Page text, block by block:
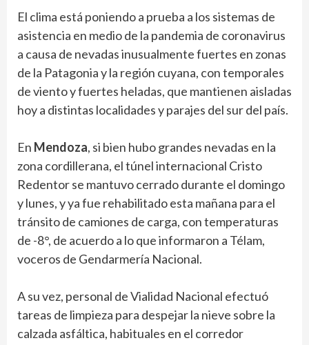
El clima está poniendo a prueba a los sistemas de
asistencia en medio de la pandemia de coronavirus
a causa de nevadas inusualmente fuertes en zonas
de la Patagonia y la región cuyana, con temporales
de viento y fuertes heladas, que mantienen aisladas
hoy a distintas localidades y parajes del sur del país.
En Mendoza, si bien hubo grandes nevadas en la
zona cordillerana, el túnel internacional Cristo
Redentor se mantuvo cerrado durante el domingo
y lunes, y ya fue rehabilitado esta mañana para el
tránsito de camiones de carga, con temperaturas
de -8°, de acuerdo a lo que informaron a Télam,
voceros de Gendarmería Nacional.
A su vez, personal de Vialidad Nacional efectuó
tareas de limpieza para despejar la nieve sobre la
calzada asfáltica, habituales en el corredor